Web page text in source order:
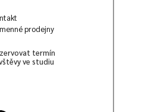
termín
ve studiu
prodejny